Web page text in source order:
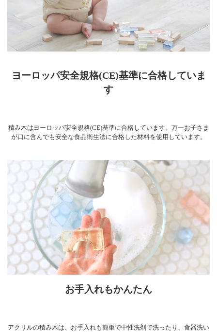
ヨーロッパ安全規格(CE)基準に合格していま
す
積み木はヨーロッパ安全規格(CE)基準に合格しています。万一お子さま
が口に含んでも安全な食品衛生法に合格した材料を使用しています。
お手入れもかんたん
アクリルの積み木は、お手入れも簡単で中性洗剤で洗ったり、食器洗い